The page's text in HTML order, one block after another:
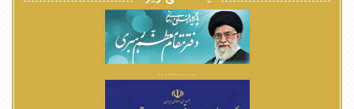
................